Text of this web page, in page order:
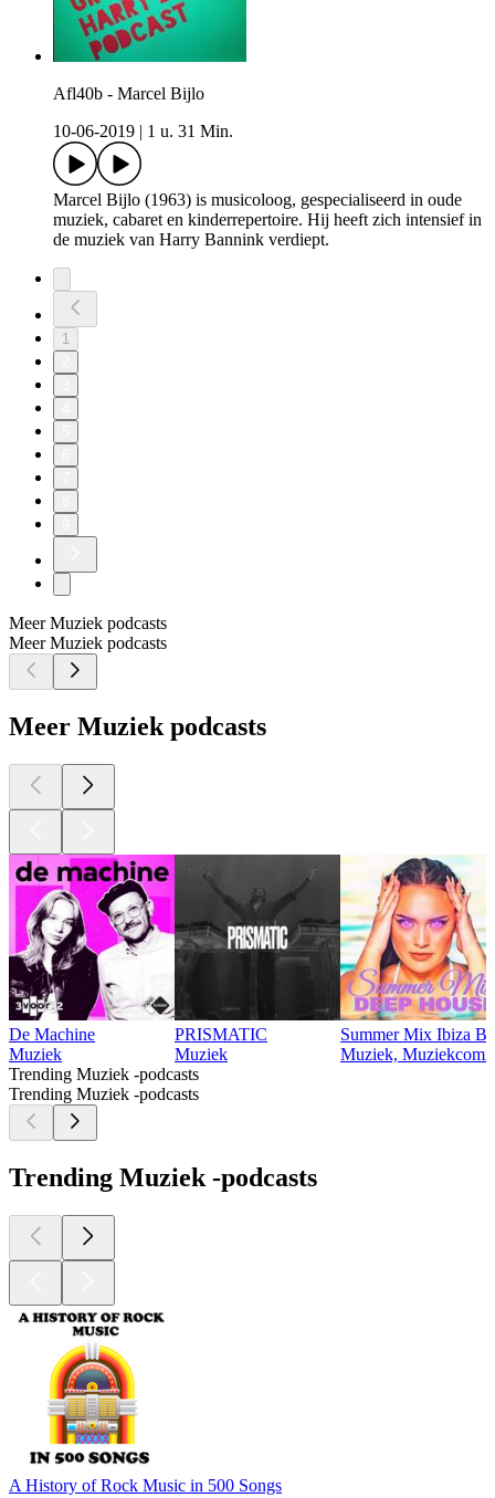
Afl40b - Marcel Bijlo
10-06-2019
1 u. 31 Min.
Marcel Bijlo (1963) is musicoloog, gespecialiseerd in oude
muziek, cabaret en kinderrepertoire. Hij heeft zich intensief in
de muziek van Harry Bannink verdiept.
1
Meer Muziek podcasts
Meer Muziek podcasts
Meer Muziek podcasts
De Machine
Muziek
PRISMATIC
Muziek
Summer Mix Ibiza
Muziek,
Trending Muziek -podcasts
Trending Muziek -podcasts
Trending Muziek -podcasts
A History of Rock Music in 500 Songs